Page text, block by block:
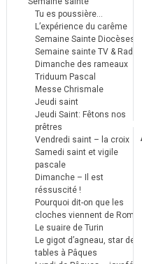
Tu es poussière…
L’expérience du carême
Semaine Sainte Diocèses
Semaine sainte TV & Radio
Dimanche des rameaux
Triduum Pascal
Messe Chrismale
Jeudi saint
Jeudi Saint: Fêtons nos
prêtres
Vendredi saint – la croix
Samedi saint et vigile
pascale
Dimanche – Il est
réssuscité !
Pourquoi dit-on que les
cloches viennent de Rome ?
Le suaire de Turin
Le gigot d’agneau, star des
tables à Pâques